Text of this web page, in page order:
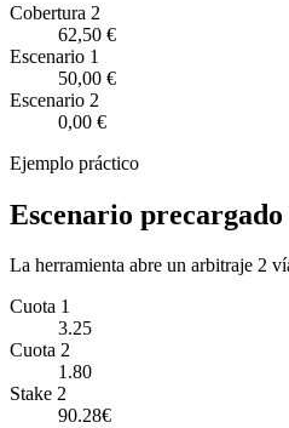
Cobertura 2
62,50 €
Escenario 1
50,00 €
Escenario 2
0,00 €
Ejemplo práctico
Escenario precargado
La herramienta abre un arbitraje 2
Cuota 1
3.25
Cuota 2
1.80
Stake 2
90.28€